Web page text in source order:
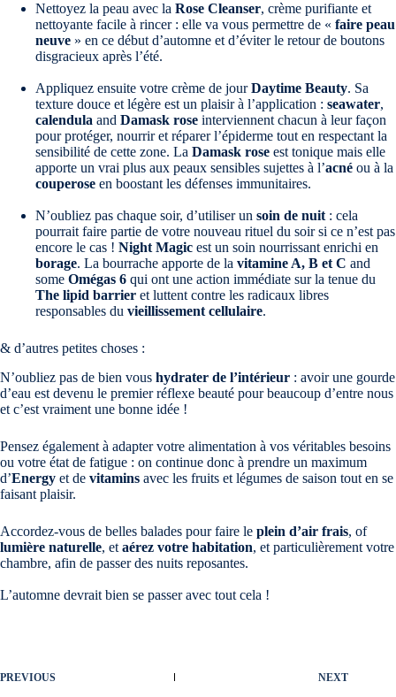
Nettoyez la peau avec la Rose Cleanser, crème purifiante et
nettoyante facile à rincer : elle va vous permettre de « faire peau
neuve » en ce début d’automne et d’éviter le retour de boutons
disgracieux après l’été.
Appliquez ensuite votre crème de jourDaytime Beauty. Sa
texture douce et légère est un plaisir à l’application : seawater,
calendula and Damask rose interviennent chacun à leur façon
pour protéger, nourrir et réparer l’épiderme tout en respectant la
sensibilité de cette zone. La Damask rose est tonique mais elle
apporte un vrai plus aux peaux sensibles sujettes à l’acné ou à la
couperose en boostant les défenses immunitaires.
N’oubliez pas chaque soir, d’utiliser un soin de nuit : cela
pourrait faire partie de votre nouveau rituel du soir si ce n’est pas
encore le cas ! Night Magic est un soin nourrissant enrichi en
borage. La bourrache apporte de la vitamine A, B et C and
some Omégas 6 qui ont une action immédiate sur la tenue du
The lipid barrier et luttent contre les radicaux libres
responsables du vieillissement cellulaire.
& d’autres petites choses :
N’oubliez pas de bien vous hydrater de l’intérieur : avoir une gourde
d’eau est devenu le premier réflexe beauté pour beaucoup d’entre nous
et c’est vraiment une bonne idée !
Pensez également à adapter votre alimentation à vos véritables besoins
ou votre état de fatigue : on continue donc à prendre un maximum
d’Energy et de vitamins avec les fruits et légumes de saison tout en se
faisant plaisir.
Accordez-vous de belles balades pour faire le plein d’air frais, of
lumière naturelle, et aérez votre habitation, et particulièrement votre
chambre, afin de passer des nuits reposantes.
L’automne devrait bien se passer avec tout cela !
PREVIOUS NEXT